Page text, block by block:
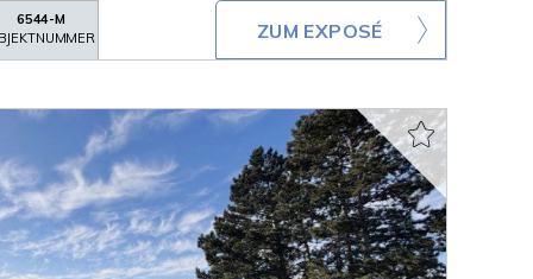
6544-M
ZUM EXPOSÉ